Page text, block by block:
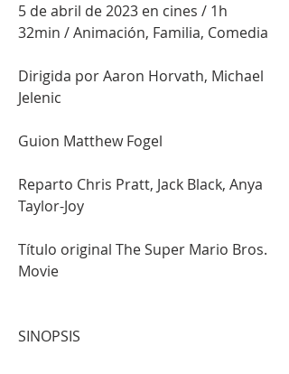
5 de abril de 2023 en cines / 1h
32min / Animación, Familia, Comedia
Dirigida por Aaron Horvath, Michael
Jelenic
Guion Matthew Fogel
Reparto Chris Pratt, Jack Black, Anya
Taylor-Joy
Título original The Super Mario Bros.
Movie
SINOPSIS